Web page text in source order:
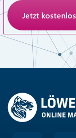
Anti-Roboter-